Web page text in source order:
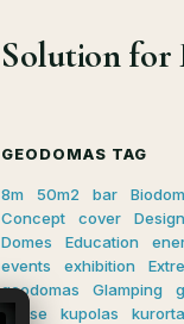
Solution for
GEODOMAS TAG
8m 50m2 bar
Concept
cover Design
Domes
Education
events
exhibition
geodomas
Glamping
house
kupolas